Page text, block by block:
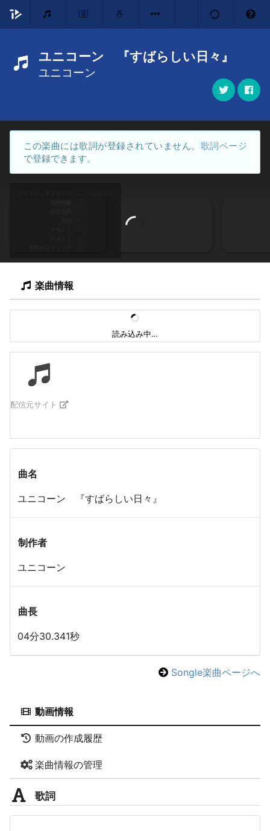
ユニコーン 『すばらしい日々』
ユニコーン
この楽曲には歌詞が登録されていません。 歌詞ページ
で登録できます。
楽曲情報
読み込み中…
配信元サイト
曲名
ユニコーン 『すばらしい日々』
制作者
ユニコーン
曲長
04分30.341秒
Songle楽曲ページへ
動画情報
動画の作成履歴
楽曲情報の管理
歌詞